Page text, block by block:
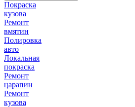
Покраска
кузова
Ремонт
вмятин
Полировка
авто
Локальная
покраска
Ремонт
царапин
Ремонт
кузова